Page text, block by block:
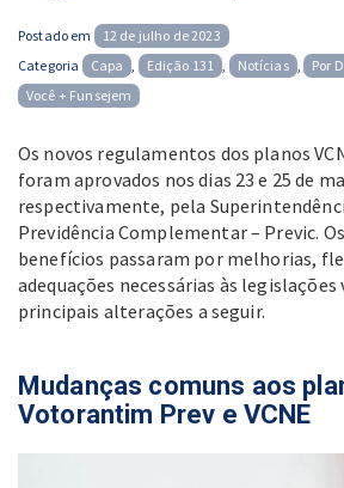
Postado em Posted
on
12 de julho de 2023
Categoria
Capa , Edição 131 , Notícias , Por
Você + Funsejem
Os novos regulamentos dos planos
foram aprovados nos dias 23 e 25 de
respectivamente, pela
Previdência Complementar – Previc.
benefícios passaram por melhorias,
adequações necessárias às legislações
principais alterações a seguir.
Mudanças comuns aos
Votorantim Prev e VCNE